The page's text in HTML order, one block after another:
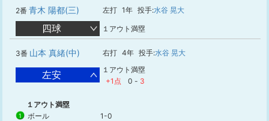
2番 青木 陽都(三) 左打 1年 投手:水谷 晃大
四球 １アウト満塁
3番 山本 真緒(中) 右打 4年 投手:水谷 晃大
左安
１アウト満塁
+1点
0 - 3
１アウト満塁
1 ボール 1-0